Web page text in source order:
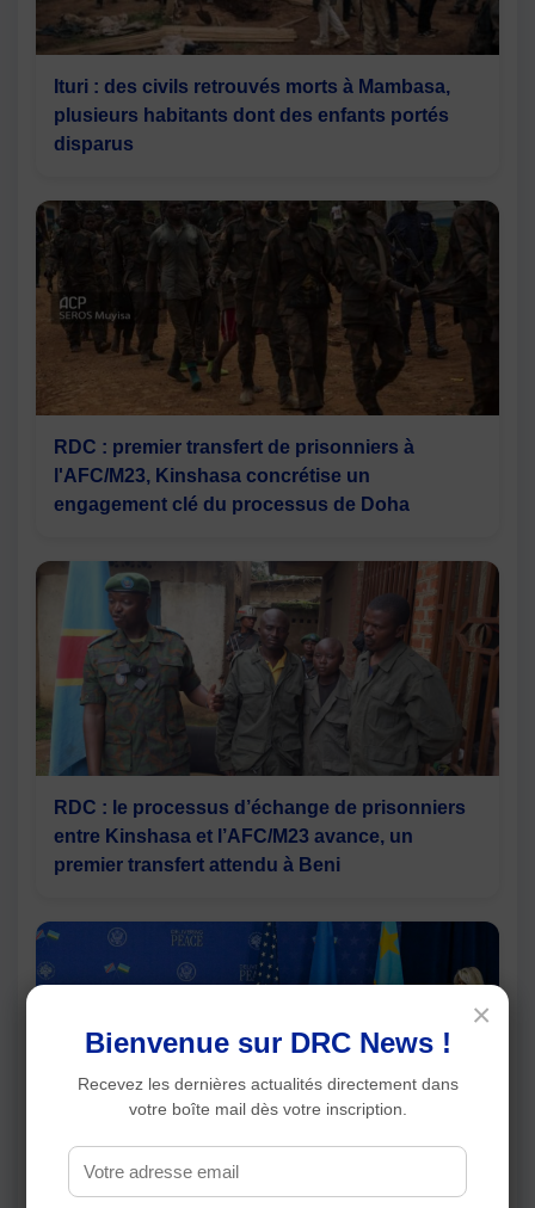
Ituri : des civils retrouvés morts à Mambasa,
plusieurs habitants dont des enfants portés
disparus
RDC : premier transfert de prisonniers à
l'AFC/M23, Kinshasa concrétise un
engagement clé du processus de Doha
RDC : le processus d’échange de prisonniers
entre Kinshasa et l’AFC/M23 avance, un
premier transfert attendu à Beni
RDC : le protocole de désarmement des FDLR
divise Kinshasa et Kigali, l’opposition conteste
×
Bienvenue sur DRC News !
Recevez les dernières actualités directement dans
votre boîte mail dès votre inscription.